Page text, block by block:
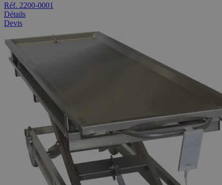
Réf. 2200-0001
Détails
Devis